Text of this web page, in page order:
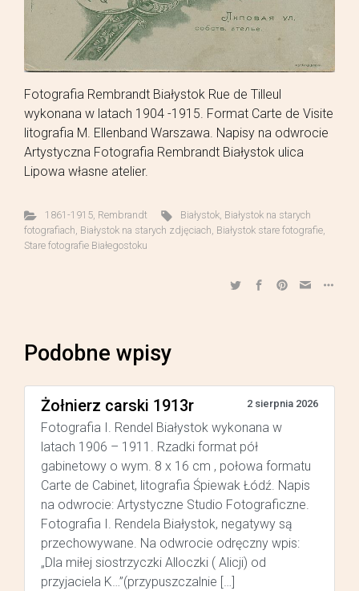
Fotografia Rembrandt Białystok Rue de Tilleul
wykonana w latach 1904 -1915. Format Carte de Visite
litografia M. Ellenband Warszawa. Napisy na odwrocie
Artystyczna Fotografia Rembrandt Białystok ulica
Lipowa własne atelier.
1861-1915, Rembrandt Białystok, Białystok na starych
fotografiach, Białystok na starych zdjęciach, Białystok stare fotografie,
Stare fotografie Białegostoku
Podobne wpisy
Żołnierz carski 1913r 2 sierpnia 2026
Fotografia I. Rendel Białystok wykonana w
latach 1906 – 1911. Rzadki format pół
gabinetowy o wym. 8 x 16 cm , połowa formatu
Carte de Cabinet, litografia Śpiewak Łódź. Napis
na odwrocie: Artystyczne Studio Fotograficzne.
Fotografia I. Rendela Białystok, negatywy są
przechowywane. Na odwrocie odręczny wpis:
„Dla miłej siostrzyczki Alloczki ( Alicji) od
przyjaciela K…”(przypuszczalnie […]